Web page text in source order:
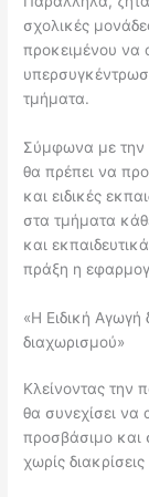
σχολικές
προκειμένου να
τμήματα.
Σύμφωνα με την
θα πρέπει να
και ειδικές
στα τμήματα
και
πράξη η
«Η Ειδική Αγωγή
διαχωρισμού»
Κλείνοντας την
θα συνεχίσει να
προσβάσιμο και
χωρίς